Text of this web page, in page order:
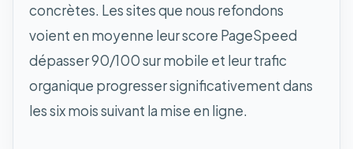
concrètes. Les sites que nous refondons
voient en moyenne leur score PageSpeed
dépasser 90/100 sur mobile et leur trafic
organique progresser significativement dans
les six mois suivant la mise en ligne.